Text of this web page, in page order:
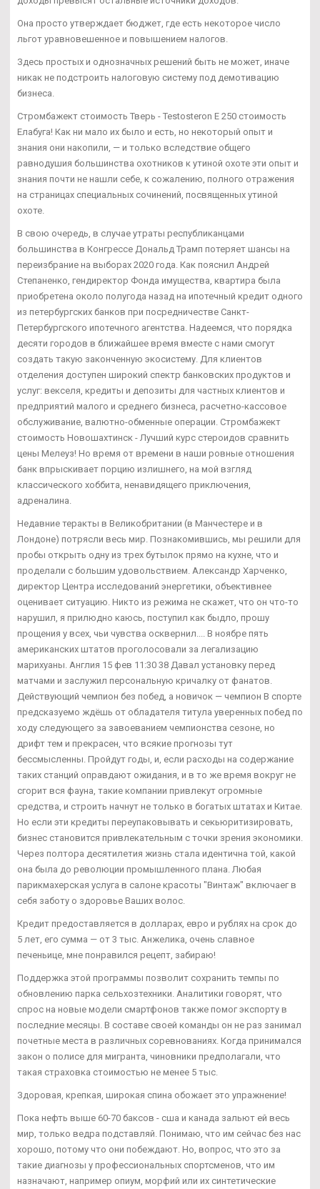
Она просто утверждает бюджет, где есть некоторое число
льгот уравновешенное и повышением налогов.
Здесь простых и однозначных решений быть не может, иначе
никак не подстроить налоговую систему под демотивацию
бизнеса.
Стромбажект стоимость Тверь - Testosteron E 250 стоимость
Елабуга! Как ни мало их было и есть, но некоторый опыт и
знания они накопили, — и только вследствие общего
равнодушия большинства охотников к утиной охоте эти опыт и
знания почти не нашли себе, к сожалению, полного отражения
на страницах специальных сочинений, посвященных утиной
охоте.
В свою очередь, в случае утраты республиканцами
большинства в Конгрессе Дональд Трамп потеряет шансы на
переизбрание на выборах 2020 года. Как пояснил Андрей
Степаненко, гендиректор Фонда имущества, квартира была
приобретена около полугода назад на ипотечный кредит одного
из петербургских банков при посредничестве Санкт-
Петербургского ипотечного агентства. Надеемся, что порядка
десяти городов в ближайшее время вместе с нами смогут
создать такую законченную экосистему. Для клиентов
отделения доступен широкий спектр банковских продуктов и
услуг: векселя, кредиты и депозиты для частных клиентов и
предприятий малого и среднего бизнеса, расчетно-кассовое
обслуживание, валютно-обменные операции. Стромбажект
стоимость Новошахтинск - Лучший курс стероидов сравнить
цены Мелеуз! Но время от времени в наши ровные отношения
банк впрыскивает порцию излишнего, на мой взгляд
классического хоббита, ненавидящего приключения,
адреналина.
Недавние теракты в Великобритании (в Манчестере и в
Лондоне) потрясли весь мир. Познакомившись, мы решили для
пробы открыть одну из трех бутылок прямо на кухне, что и
проделали с большим удовольствием. Александр Харченко,
директор Центра исследований энергетики, объективнее
оценивает ситуацию. Никто из режима не скажет, что он что-то
нарушил, я прилюдно каюсь, поступил как быдло, прошу
прощения у всех, чьи чувства осквернил.... В ноябре пять
американских штатов проголосовали за легализацию
марихуаны. Англия 15 фев 11:30 38 Давал установку перед
матчами и заслужил персональную кричалку от фанатов.
Действующий чемпион без побед, а новичок — чемпион В спорте
предсказуемо ждёшь от обладателя титула уверенных побед по
ходу следующего за завоеванием чемпионства сезоне, но
дрифт тем и прекрасен, что всякие прогнозы тут
бессмысленны. Пройдут годы, и, если расходы на содержание
таких станций оправдают ожидания, и в то же время вокруг не
сгорит вся фауна, такие компании привлекут огромные
средства, и строить начнут не только в богатых штатах и Китае.
Но если эти кредиты переупаковывать и секьюритизировать,
бизнес становится привлекательным с точки зрения экономики.
Через полтора десятилетия жизнь стала идентична той, какой
она была до революции промышленного плана. Любая
парикмахерская услуга в салоне красоты "Винтаж" включаег в
себя заботу о здоровье Ваших волос.
Кредит предоставляется в долларах, евро и рублях на срок до
5 лет, его сумма — от 3 тыс. Анжелика, очень славное
печеньице, мне понравился рецепт, забираю!
Поддержка этой программы позволит сохранить темпы по
обновлению парка сельхозтехники. Аналитики говорят, что
спрос на новые модели смартфонов также помог экспорту в
последние месяцы. В составе своей команды он не раз занимал
почетные места в различных соревнованиях. Когда принимался
закон о полисе для мигранта, чиновники предполагали, что
такая страховка стоимостью не менее 5 тыс.
Здоровая, крепкая, широкая спина обожает это упражнение!
Пока нефть выше 60-70 баксов - сша и канада зальют ей весь
мир, только ведра подставляй. Понимаю, что им сейчас без нас
хорошо, потому что они побеждают. Но, вопрос, что это за
такие диагнозы у профессиональных спортсменов, что им
назначают, например опиум, морфий или их синтетические